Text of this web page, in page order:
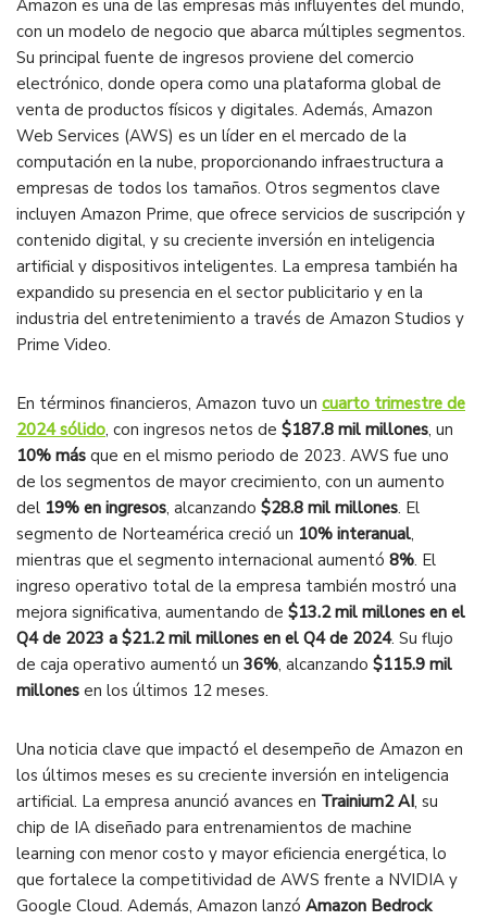
Amazon es una de las empresas más influyentes del mundo,
con un modelo de negocio que abarca múltiples segmentos.
Su principal fuente de ingresos proviene del comercio
electrónico, donde opera como una plataforma global de
venta de productos físicos y digitales. Además, Amazon
Web Services (AWS) es un líder en el mercado de la
computación en la nube, proporcionando infraestructura a
empresas de todos los tamaños. Otros segmentos clave
incluyen Amazon Prime, que ofrece servicios de suscripción y
contenido digital, y su creciente inversión en inteligencia
artificial y dispositivos inteligentes. La empresa también ha
expandido su presencia en el sector publicitario y en la
industria del entretenimiento a través de Amazon Studios y
Prime Video​.
En términos financieros, Amazon tuvo un cuarto trimestre de
2024 sólido, con ingresos netos de $187.8 mil millones, un
10% más que en el mismo periodo de 2023. AWS fue uno
de los segmentos de mayor crecimiento, con un aumento
del 19% en ingresos, alcanzando $28.8 mil millones. El
segmento de Norteamérica creció un 10% interanual,
mientras que el segmento internacional aumentó 8%. El
ingreso operativo total de la empresa también mostró una
mejora significativa, aumentando de $13.2 mil millones en el
Q4 de 2023 a $21.2 mil millones en el Q4 de 2024. Su flujo
de caja operativo aumentó un 36%, alcanzando $115.9 mil
millones en los últimos 12 meses​.
Una noticia clave que impactó el desempeño de Amazon en
los últimos meses es su creciente inversión en inteligencia
artificial. La empresa anunció avances en Trainium2 AI, su
chip de IA diseñado para entrenamientos de machine
learning con menor costo y mayor eficiencia energética, lo
que fortalece la competitividad de AWS frente a NVIDIA y
Google Cloud. Además, Amazon lanzó Amazon Bedrock